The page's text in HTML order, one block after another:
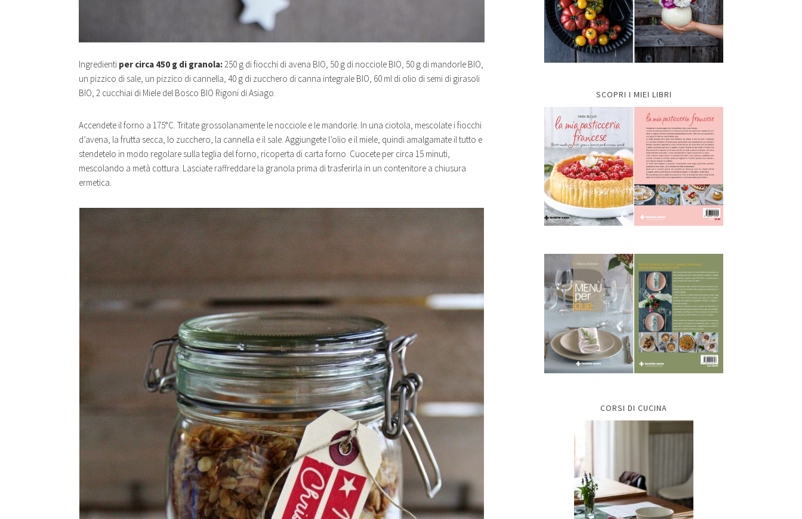
Ingredienti per circa 450 g di granola:250 g di fiocchi di avena BIO, 50 g di nocciole BIO, 50 g di mandorle BIO,
un pizzico di sale, un pizzico di cannella, 40 g di zucchero di canna integrale BIO, 60 ml di olio di semi di girasoli
BIO, 2 cucchiai di Miele del Bosco BIO Rigoni di Asiago.
Accendete il forno a 175°C. Tritate grossolanamente le nocciole e le mandorle. In una ciotola, mescolate i fiocchi
d’avena, la frutta secca, lo zucchero, la cannella e il sale. Aggiungete l’olio e il miele, quindi amalgamate il tutto e
stendetelo in modo regolare sulla teglia del forno, ricoperta di carta forno. Cuocete per circa 15 minuti,
mescolando a metà cottura. Lasciate raffreddare la granola prima di trasferirla in un contenitore a chiusura
ermetica.
SCOPRI I MIEI LIBRI
CORSI DI CUCINA